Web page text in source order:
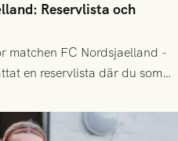
Reservlista och
matchen FC Nordsjaelland -
en reservlista där du som
ditt intresse. Du kan
annan.